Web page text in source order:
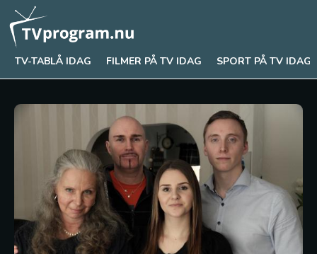
TV-TABLÅ IDAG FILMER PÅ TV IDAG SPORT PÅ TV IDAG